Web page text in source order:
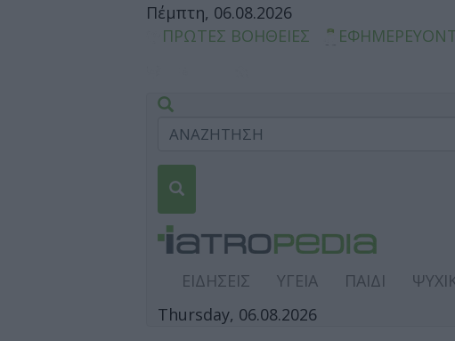
Πέμπτη, 06.08.2026
ΠΡΩΤΕΣ ΒΟΗΘΕΙΕΣ
ΕΙΔΗΣΕΙΣ ΥΓΕΙΑ ΠΑΙΔΙ
Thursday, 06.08.2026